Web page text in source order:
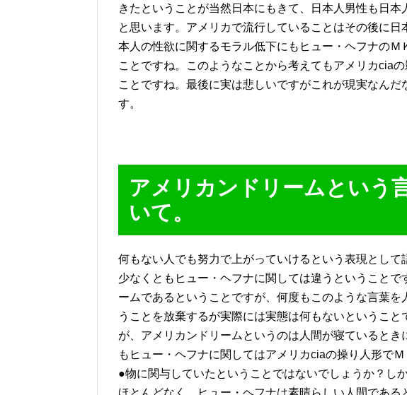
きたということが当然日本にもきて、日本人男性も日
と思います。アメリカで流行していることはその後に日
本人の性欲に関するモラル低下にもヒュー・ヘフナのＭ
ことですね。このようなことから考えてもアメリカcia
ことですね。最後に実は悲しいですがこれが現実なんだ
す。
アメリカンドリームという
いて。
何もない人でも努力で上がっていけるという表現として
少なくともヒュー・ヘフナに関しては違うということで
ームであるということですが、何度もこのような言葉
うことを放棄するが実際には実態は何もないというこ
が、アメリカンドリームというのは人間が寝ているとき
もヒュー・ヘフナに関してはアメリカciaの操り人形で
●物に関与していたということではないでしょうか？し